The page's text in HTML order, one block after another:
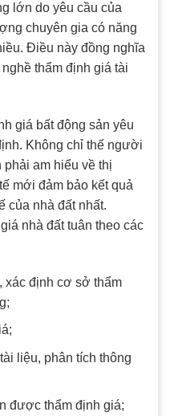
lớn do yêu cầu của
chuyên gia có năng
Điều này đồng nghĩa
thẩm định giá tài
giá bất động sản yêu
Không chỉ thế người
am hiểu về thị
mới đảm bảo kết quả
của nhà đất nhất.
nhà đất tuân theo các
xác định cơ sở thẩm
liệu, phân tích thông
được thẩm định giá;